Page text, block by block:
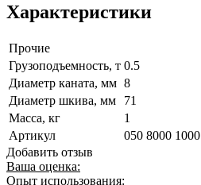
Характеристики
Прочие
Грузоподъемность, т 0.5
Диаметр каната, мм 8
Диаметр шкива, мм
71
Масса, кг
1
Артикул
050 8000 1000
Добавить отзыв
Ваша оценка:
Опыт использования: